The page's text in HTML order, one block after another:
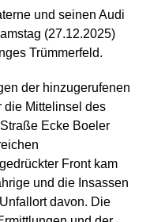
und seinen Audi
(27.12.2025)
Trümmerfeld.
der hinzugerufenen
die Mittelinsel des
Ecke Boeler
Front kam
und die Insassen
davon. Die